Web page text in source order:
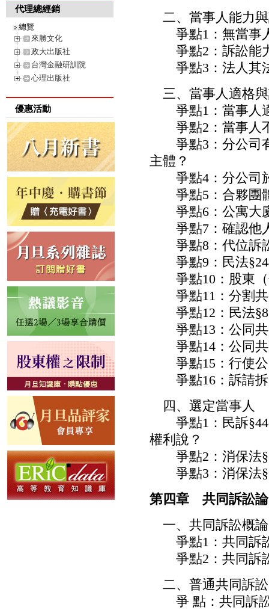
代理總經銷
總覽
來勝文化
政大出版社
台灣金融研訓院
心理出版社
優惠活動
二、當事人能力
爭點1：無當事人
爭點2：訴訟能
爭點3：法人其法
三、當事人適格
爭點1：當事人
爭點2：當事人不
爭點3：分公司有
主體？
爭點4：分公司於
爭點5：合夥團
爭點6：公寓大廈
爭點7：確認他人
爭點8：代位訴
爭點9：民法
爭點10：股東（
爭點11：分割共
爭點12：民法
爭點13：公同共
爭點14：公同共
爭點15：行使公
爭點16：訴請拆
四、選定當事人
爭點1：民訴
權利說？
爭點2：消保法
爭點3：消保法
第四章 共同訴訟論
一、共同訴訟概論
爭點1：共同訴
爭點2：共同訴訟
二、普通共同訴訟
爭 點：共同訴訟